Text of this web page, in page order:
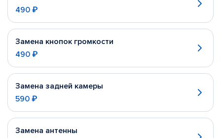
490 ₽
Замена кнопок громкости
490 ₽
Замена задней камеры
590 ₽
Замена антенны